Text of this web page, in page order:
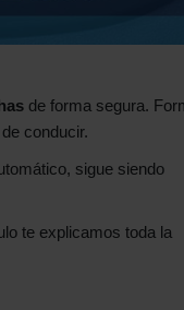
de forma segura.
conducir.
sigue siendo
te explicamos toda la